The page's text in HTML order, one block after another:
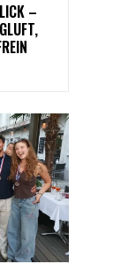
–